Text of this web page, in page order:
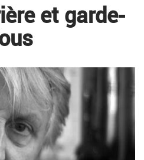
et garde-